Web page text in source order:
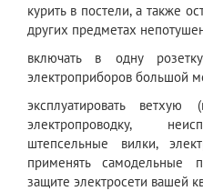
курить в постели, а также
других предметах
включать в одну
электроприборов большой
эксплуатировать
электропроводку,
штепсельные вилки,
применять самодельные
защите электросети вашей